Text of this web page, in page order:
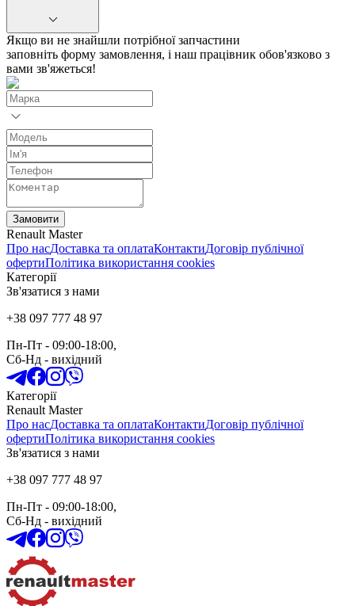
Якщо ви не знайшли потрібної запчастини
заповніть форму замовлення, і наш працівник обов'язково з
вами зв'яжеться!
Замовити
Renault Master
Про насДоставка та оплатаКонтактиДоговір публічної
офертиПолітика використання cookies
Категорії
Зв'язатися з нами
+38 097 777 48 97
Пн-Пт - 09:00-18:00,
Сб-Нд - вихідний
Категорії
Renault Master
Про насДоставка та оплатаКонтактиДоговір публічної
офертиПолітика використання cookies
Зв'язатися з нами
+38 097 777 48 97
Пн-Пт - 09:00-18:00,
Сб-Нд - вихідний